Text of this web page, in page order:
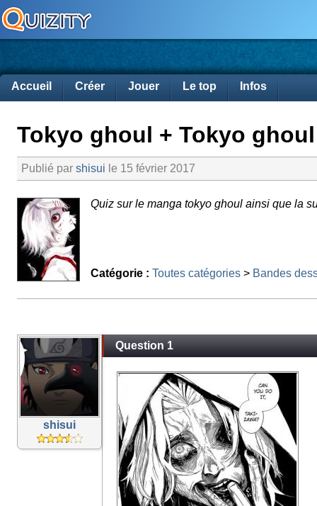
Accueil Créer Jouer Le top Infos
Tokyo ghoul + Tokyo ghoul
Publié par shisui le 15 février 2017
Quiz sur le manga tokyo ghoul ainsi que la
Catégorie : Toutes catégories > Bandes
shisui
Question 1